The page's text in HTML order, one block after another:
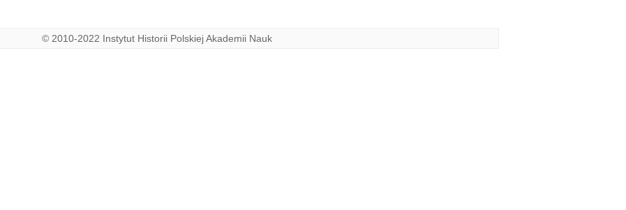
© 2010-2022 Instytut Historii Polskiej Akademii Nauk